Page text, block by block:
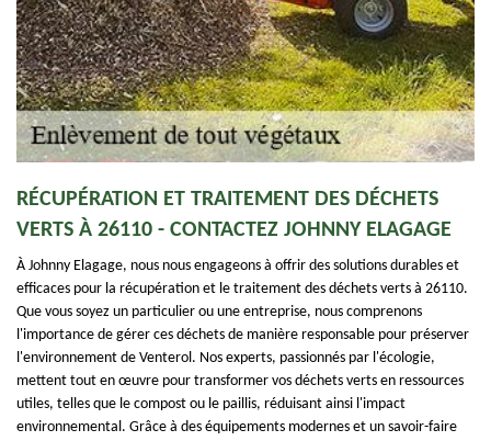
RÉCUPÉRATION ET TRAITEMENT DES DÉCHETS
VERTS À 26110 - CONTACTEZ JOHNNY ELAGAGE
À Johnny Elagage, nous nous engageons à offrir des solutions durables et
efficaces pour la récupération et le traitement des déchets verts à 26110.
Que vous soyez un particulier ou une entreprise, nous comprenons
l'importance de gérer ces déchets de manière responsable pour préserver
l'environnement de Venterol. Nos experts, passionnés par l'écologie,
mettent tout en œuvre pour transformer vos déchets verts en ressources
utiles, telles que le compost ou le paillis, réduisant ainsi l'impact
environnemental. Grâce à des équipements modernes et un savoir-faire